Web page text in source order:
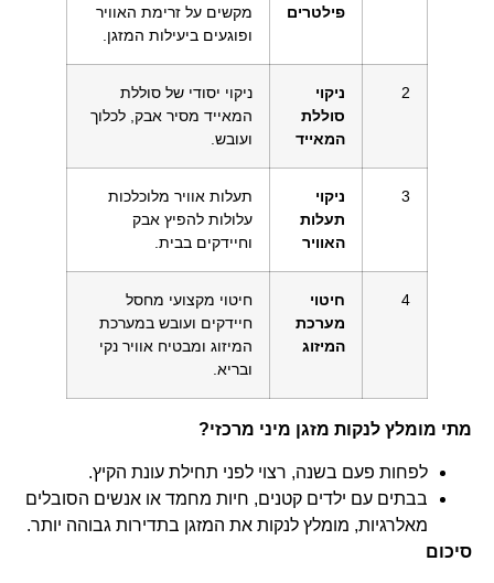
פילטרים
מקשים על זרימת האוויר
ופוגעים ביעילות המזגן.
2
ניקוי
סוללת
המאייד
ניקוי יסודי של סוללת
המאייד מסיר אבק, לכלוך
ועובש.
3
ניקוי
תעלות
האוויר
תעלות אוויר מלוכלכות
עלולות להפיץ אבק
וחיידקים בבית.
4
חיטוי
מערכת
המיזוג
חיטוי מקצועי מחסל
חיידקים ועובש במערכת
המיזוג ומבטיח אוויר נקי
ובריא.
מתי מומלץ לנקות מזגן מיני מרכזי?
לפחות פעם בשנה, רצוי לפני תחילת עונת הקיץ.
בבתים עם ילדים קטנים, חיות מחמד או אנשים הסובלים
מאלרגיות, מומלץ לנקות את המזגן בתדירות גבוהה יותר.
סיכום